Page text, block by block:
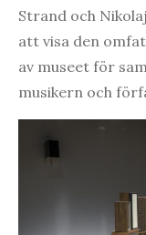
Strand och
att visa den
av museet för
musikern och